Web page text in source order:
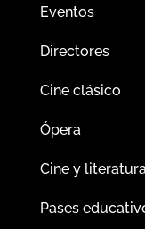
Eventos
Directores
Cine clásico
Ópera
Cine y
Pases